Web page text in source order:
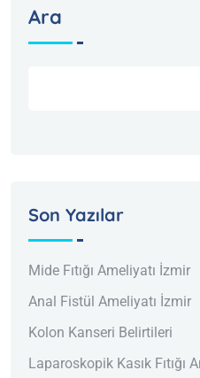
Ara
Son Yazılar
Mide Fıtığı Ameliyatı İzmir
Anal Fistül Ameliyatı İzmir
Kolon Kanseri Belirtileri
Laparoskopik Kasık Fıtığı